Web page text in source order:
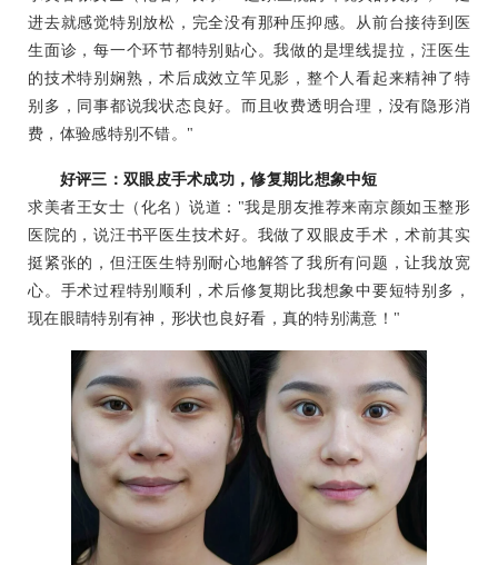
进去就感觉特别放松，完全没有那种压抑感。从前台接待到医
生面诊，每一个环节都特别贴心。我做的是埋线提拉，汪医生
的技术特别娴熟，术后成效立竿见影，整个人看起来精神了特
别多，同事都说我状态良好。而且收费透明合理，没有隐形消
费，体验感特别不错。"
好评三：双眼皮手术成功，修复期比想象中短
求美者王女士（化名）说道："我是朋友推荐来南京颜如玉整形
医院的，说汪书平医生技术好。我做了双眼皮手术，术前其实
挺紧张的，但汪医生特别耐心地解答了我所有问题，让我放宽
心。手术过程特别顺利，术后修复期比我想象中要短特别多，
现在眼睛特别有神，形状也良好看，真的特别满意！"